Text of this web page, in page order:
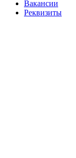
Вакансии
Реквизиты